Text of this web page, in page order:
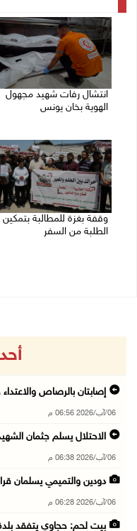
انتشال رفات شهيد مجهول
الهوية بخان يونس
وقفة بغزة للمطالبة بتمكين
الطلبة من السفر
إصابتان بالرصاص والاعتداء
06/آب/2026 06:56 م
الاحتلال يسلم جثمان
06/آب/2026 06:38 م
دودين والتميمي يسلمان
06/آب/2026 06:28 م
بيت لحم: حجاوي يتفقد